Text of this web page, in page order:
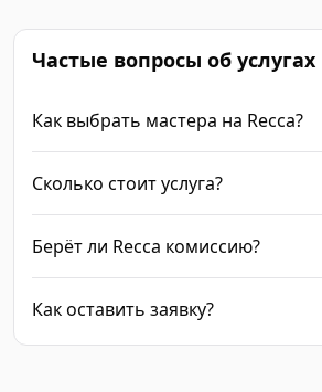
Частые вопросы об услугах
Как выбрать мастера на Recca?
Сколько стоит услуга?
Берёт ли Recca комиссию?
Как оставить заявку?